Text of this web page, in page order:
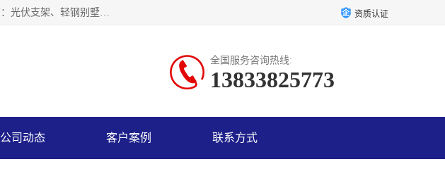
神龙拜耳科技衡水股份有限公司河北一家生产光伏支架，轻钢别墅，阳光板、耐力板的公司，主要产品有：光伏支架、轻钢别墅、阳光板、耐力板、采光板等，公司参与制定了多项标准。 资质认证
全国服务咨询热线:
13833825773
公司动态 客户案例 联系方式